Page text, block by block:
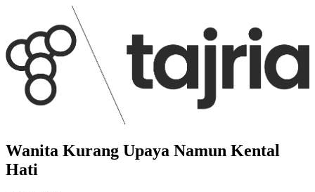
Wanita Kurang Upaya Namun Kental
Hati